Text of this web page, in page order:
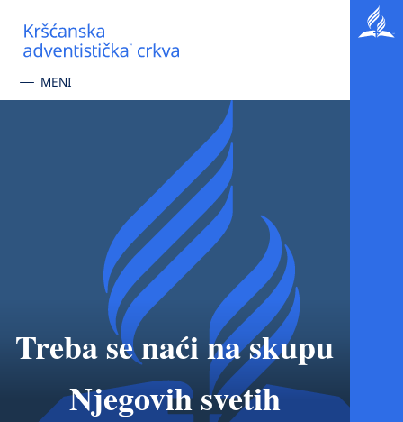
MENI
Treba se naći na skupu
Njegovih svetih